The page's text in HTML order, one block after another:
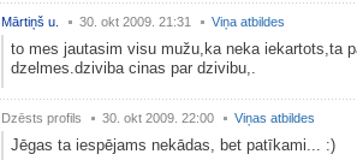
Mārtiņš u. 30. okt 2009. 21:31 Viņa atbildes
to mes jautasim visu mužu,ka neka iekartots,ta
dzelmes.dziviba cinas par dzivibu,.
Dzēsts profils 30. okt 2009. 22:00 Viņas atbildes
Jēgas ta iespējams nekādas, bet patīkami... :)